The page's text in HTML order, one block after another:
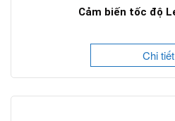
Cảm biến tốc độ
Chi tiết